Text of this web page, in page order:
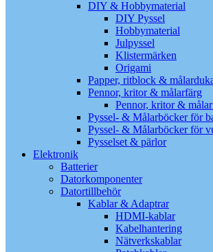
DIY & Hobbymaterial
DIY Pyssel
Hobbymaterial
Julpyssel
Klistermärken
Origami
Papper, ritblock &
Pennor, kritor & målarfärg
Pennor, kritor &
Pyssel- & Målarböcker för
Pyssel- & Målarböcker för
Pysselset & pärlor
Elektronik
Batterier
Datorkomponenter
Datortillbehör
Kablar & Adaptrar
HDMI-kablar
Kabelhantering
Nätverkskablar